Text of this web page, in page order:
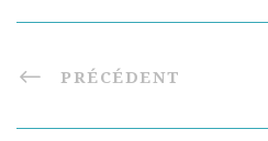
PRÉCÉDENT